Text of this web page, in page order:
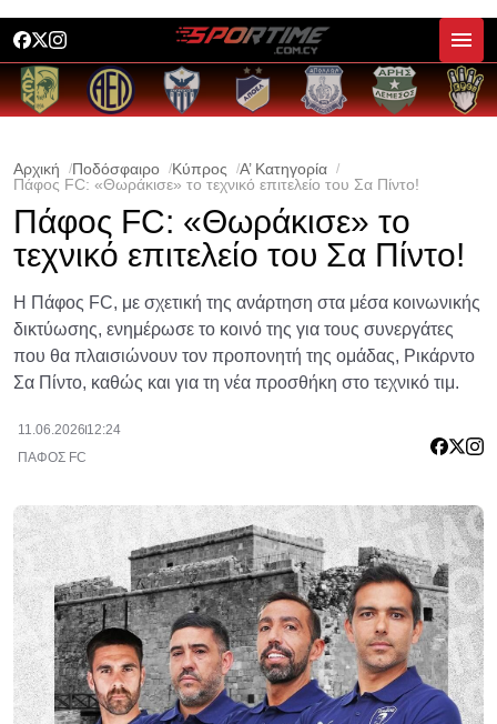
Αρχική Ποδόσφαιρο Κύπρος
Α’ Κατηγορία
Πάφος FC: «Θωράκισε» το τεχνικό επιτελείο του Σα Πίντο!
Πάφος FC: «Θωράκισε» το
τεχνικό επιτελείο του Σα Πίντο!
Η Πάφος FC, με σχετική της ανάρτηση στα μέσα κοινωνικής
δικτύωσης, ενημέρωσε το κοινό της για τους συνεργάτες
που θα πλαισιώνουν τον προπονητή της ομάδας, Ρικάρντο
Σα Πίντο, καθώς και για τη νέα προσθήκη στο τεχνικό τιμ.
11.06.2026 12:24
ΠΑΦΟΣ FC